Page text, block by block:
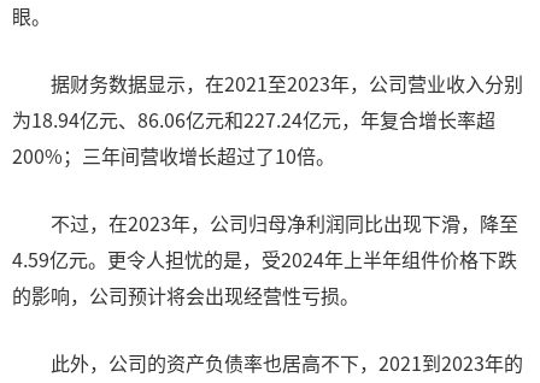
眼。
据财务数据显示，在2021至2023年，公司营业收入分别
为18.94亿元、86.06亿元和227.24亿元，年复合增长率超
200%；三年间营收增长超过了10倍。
不过，在2023年，公司归母净利润同比出现下滑，降至
4.59亿元。更令人担忧的是，受2024年上半年组件价格下跌
的影响，公司预计将会出现经营性亏损。
此外，公司的资产负债率也居高不下，2021到2023年的